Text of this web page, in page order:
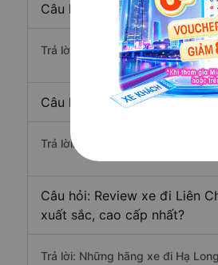
Câu hỏi: Nhà xe đi Hạ Long
Trả lời: Chuyến xe có giờ xuất
Câu hỏi: Nhà xe đi Liên
Trả lời: Chuyến xe có giờ xuất
Câu hỏi: Review xe đi Liên
xuất sắc, cao cấp nhất?
Trả lời: Những hãng xe đi Hạ